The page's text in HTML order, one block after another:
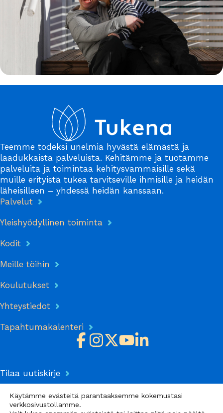
Teemme todeksi unelmia hyvästä elämästä ja
laadukkaista palveluista. Kehitämme ja tuotamme
palveluita ja toimintaa kehitysvammaisille sekä
muille erityistä tukea tarvitseville ihmisille ja heidän
läheisilleen – yhdessä heidän kanssaan.
Palvelut
Yleishyödyllinen toiminta
Kodit
Meille töihin
Koulutukset
Yhteystiedot
Tapahtumakalenteri
Tilaa uutiskirje
Tietosuojaseloste
Käytämme evästeitä parantaaksemme kokemustasi
verkkosivustollamme.